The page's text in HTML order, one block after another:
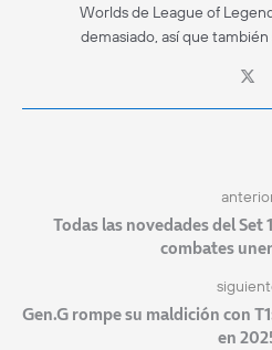
Worlds de League of
demasiado, así que
Todas las novedades del Set
combates
Gen.G rompe su maldición con
en